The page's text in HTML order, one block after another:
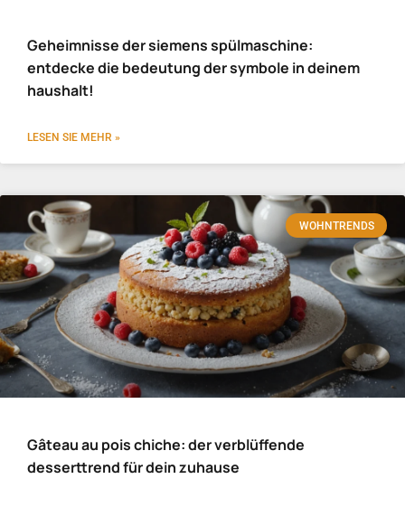
Geheimnisse der siemens spülmaschine:
entdecke die bedeutung der symbole in deinem
haushalt!
LESEN SIE MEHR »
WOHNTRENDS
Gâteau au pois chiche: der verblüffende
desserttrend für dein zuhause